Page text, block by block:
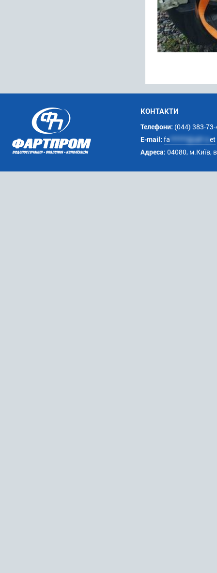
КОНТАКТИ
Телефони: (044) 383-
E-mail: fa ******@uk*.n et
Адреса: 04080, м.Київ,